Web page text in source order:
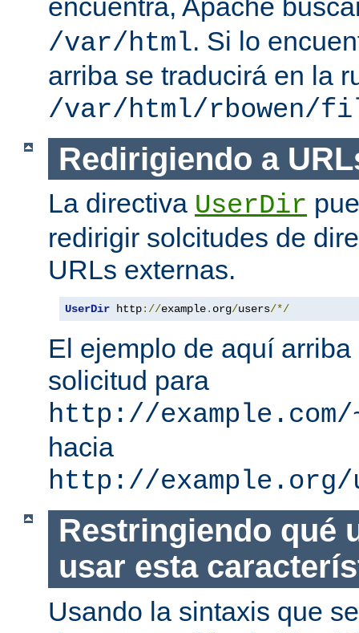
encuentra, Apache
/var/html. Si lo
arriba se traducirá en la
/var/html/rbowen/
Redirigiendo a
La directiva UserDir
redirigir solcitudes de
URLs externas.
UserDir http://example. org/users/*/
El ejemplo de aquí
solicitud para
http://example.com/
hacia
http://example.org/
Restringiendo qué
usar esta
Usando la sintaxis que